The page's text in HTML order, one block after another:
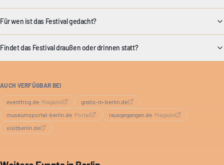
Für wen ist das Festival gedacht?
Findet das Festival draußen oder drinnen statt?
AUCH VERFÜGBAR BEI
eventfrog.de· Magazin
gratis-in-berlin.de
museumsportal-berlin.de· Portal rausgegangen.de· Magazin
visitberlin.de